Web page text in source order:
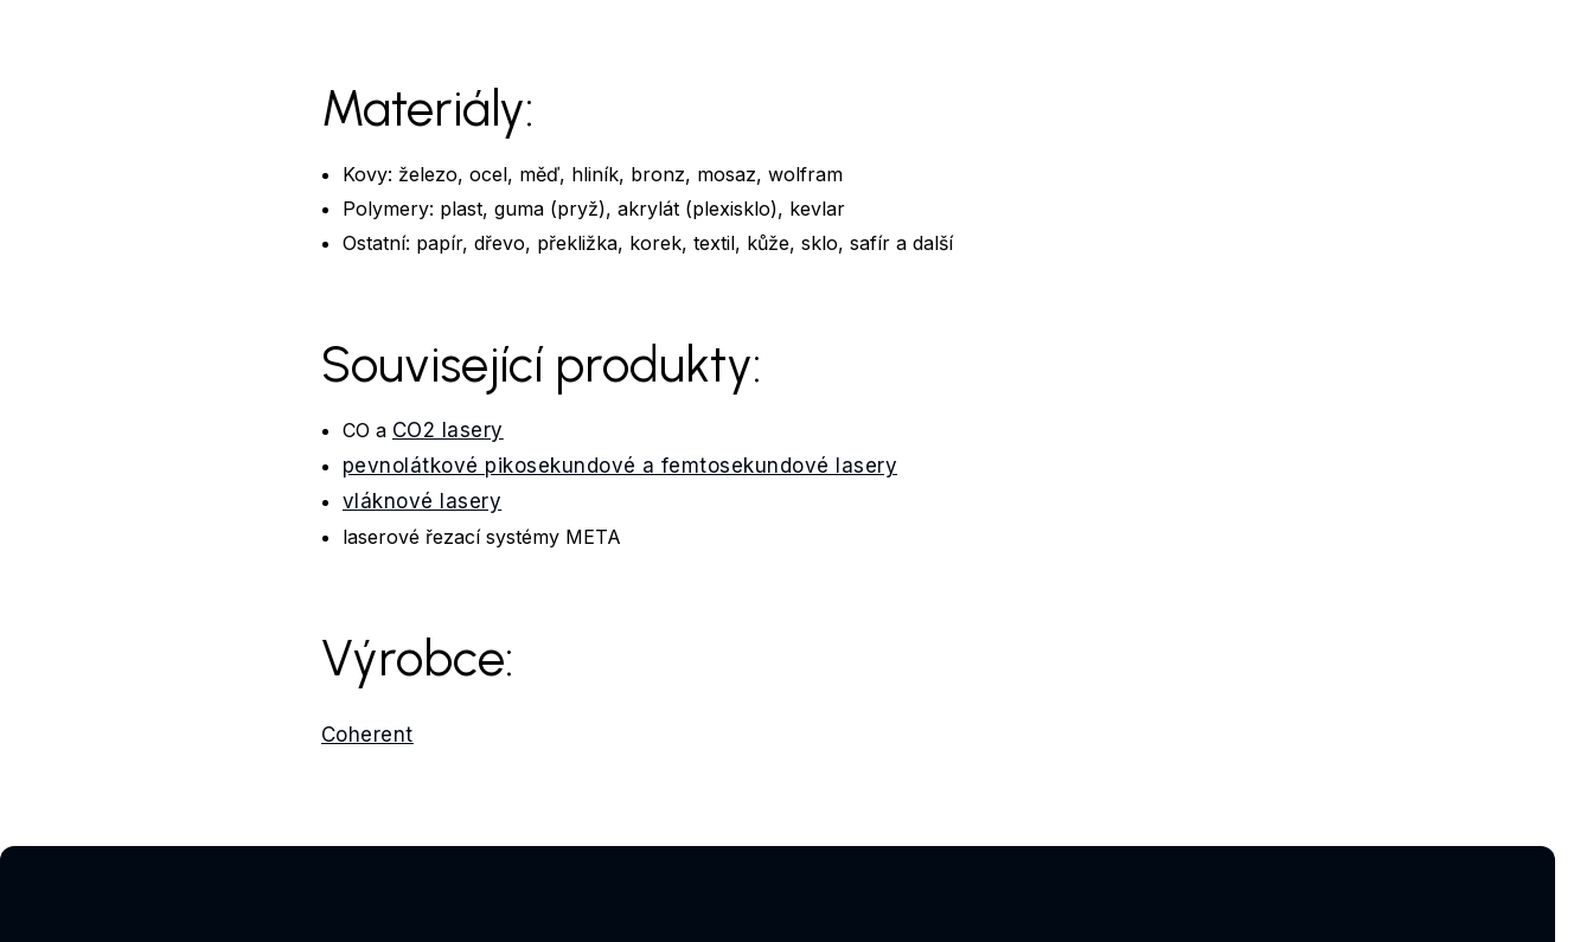
Materiály:
Kovy: železo, ocel, měď, hliník, bronz, mosaz, wolfram
Polymery: plast, guma (pryž), akrylát (plexisklo), kevlar
Ostatní: papír, dřevo, překližka, korek, textil, kůže, sklo, safír a další
Související produkty:
CO a CO2 lasery
pevnolátkové pikosekundové a femtosekundové lasery
vláknové lasery
laserové řezací systémy META
Výrobce:
Coherent